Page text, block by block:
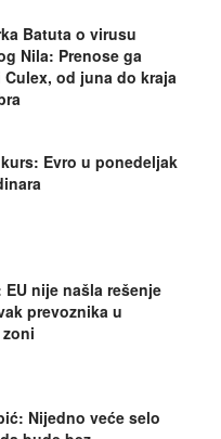
Batuta o virusu
Nila: Prenose ga
Culex, od juna do kraja
Evro u ponedeljak
EU nije našla rešenje
prevoznika u
Nijedno veće selo